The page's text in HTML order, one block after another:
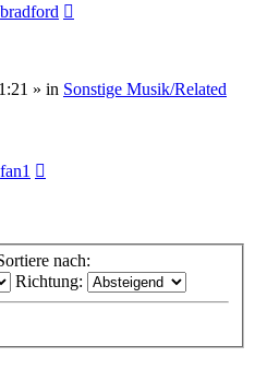
bradford
» in Sonstige Musik/Related
fan1
nach:
Richtung: